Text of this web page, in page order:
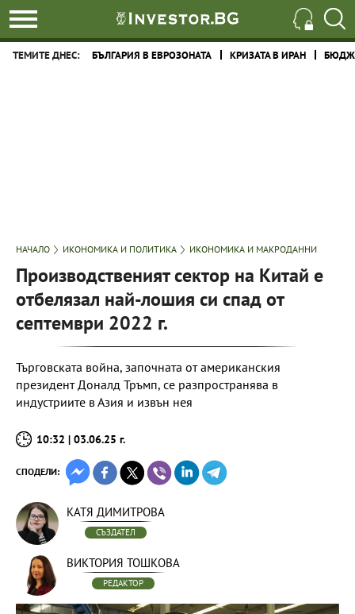
ТЕМИТЕ ДНЕС: БЪЛГАРИЯ В ЕВРОЗОНАТА КРИЗАТА В ИРАН
НАЧАЛО ИКОНОМИКА И ПОЛИТИКА ИКОНОМИКА И МАКРОДАННИ
Производственият сектор на Китай е
отбелязал най-лошия си спад от
септември 2022 г.
Търговската война, започната от американския
президент Доналд Тръмп, се разпространява в
индустриите в Азия и извън нея
10:32 | 03.06.25 г.
СПОДЕЛИ:
КАТЯ ДИМИТРОВА
СЪЗДАТЕЛ
ВИКТОРИЯ ТОШКОВА
РЕДАКТОР